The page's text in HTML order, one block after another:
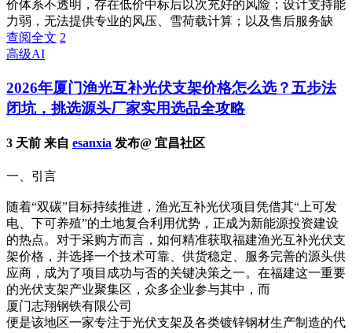
价体系不透明，存在低价中标后以次充好的风险；设计支持能
力弱，无法提供专业的风压、雪荷载计算；以及售后服务缺
查阅全文 2
高级AI
2026年厦门渔光互补光伏支架价格怎么选？五步法
闭坑，挑选源头厂家实用选品全攻略
3 天前 来自 esanxia 发布@ 宜昌社区
一、引言
随着“双碳”目标持续推进，渔光互补光伏项目凭借其“上可发
电、下可养殖”的土地复合利用优势，正成为新能源投资建设
的热点。对于采购方而言，如何精准获取福建渔光互补光伏支
架价格，并选择一个技术可靠、供货稳定、服务完善的源头供
应商，成为了项目成功与否的关键决策之一。在福建这一重要
的光伏支架产业聚集区，众多企业参与其中，而
厦门志翔钢铁有限公司
便是该地区一家专注于光伏支架及各类镀锌钢材生产制造的代